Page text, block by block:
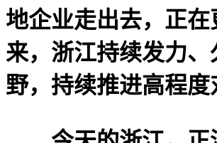
地企业走出去，正
来，浙江持续发力
野，持续推进高程